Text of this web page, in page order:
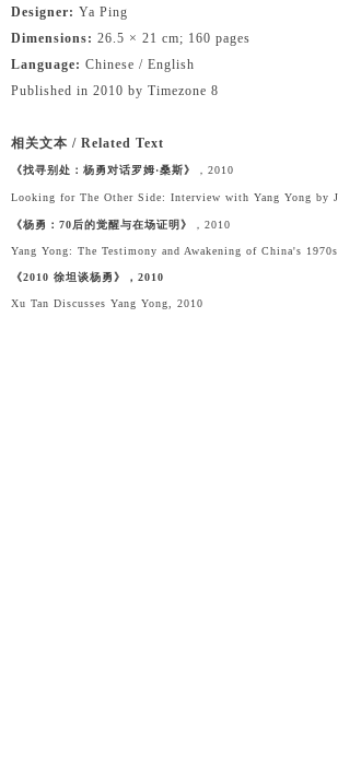
Designer: Ya Ping
Dimensions: 26.5 × 21 cm; 160 pages
Language: Chinese / English
Published in 2010 by Timezone 8
相关文本 / Related Text
《找寻别处：杨勇对话罗姆·桑斯》 ，2010
Looking for The Other Side: Interview with Yang Yong by
《杨勇：70后的觉醒与在场证明》 ，2010
Yang Yong: The Testimony and Awakening of China's
《2010 徐坦谈杨勇》，2010
Xu Tan Discusses Yang Yong, 2010